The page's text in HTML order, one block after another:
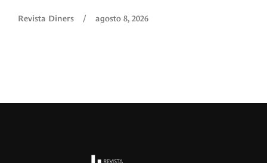
Revista Diners / agosto 8, 2026